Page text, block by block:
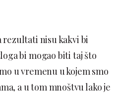
rezultati nisu kakvi bi
bi mogao biti taj što
u vremenu u kojem smo
a u tom mnoštvu lako je